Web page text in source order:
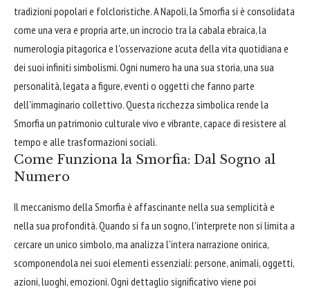
tradizioni popolari e folcloristiche. A Napoli, la Smorfia si è consolidata
come una vera e propria arte, un incrocio tra la cabala ebraica, la
numerologia pitagorica e l'osservazione acuta della vita quotidiana e
dei suoi infiniti simbolismi. Ogni numero ha una sua storia, una sua
personalità, legata a figure, eventi o oggetti che fanno parte
dell'immaginario collettivo. Questa ricchezza simbolica rende la
Smorfia un patrimonio culturale vivo e vibrante, capace di resistere al
tempo e alle trasformazioni sociali.
Come Funziona la Smorfia: Dal Sogno al
Numero
Il meccanismo della Smorfia è affascinante nella sua semplicità e
nella sua profondità. Quando si fa un sogno, l'interprete non si limita a
cercare un unico simbolo, ma analizza l'intera narrazione onirica,
scomponendola nei suoi elementi essenziali: persone, animali, oggetti,
azioni, luoghi, emozioni. Ogni dettaglio significativo viene poi